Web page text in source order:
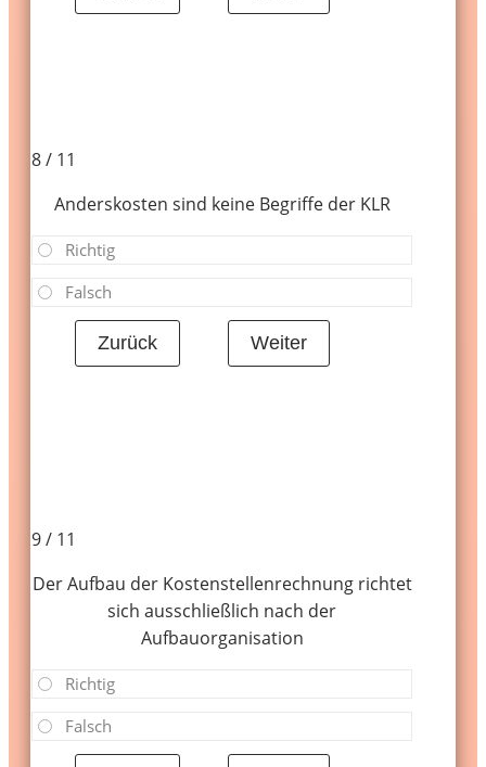
8 / 11
Anderskosten sind keine Begriffe der KLR
Richtig
Falsch
9 / 11
Der Aufbau der Kostenstellenrechnung richtet
sich ausschließlich nach der
Aufbauorganisation
Richtig
Falsch